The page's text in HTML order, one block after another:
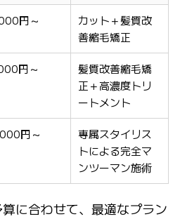
円～
カット＋髪質改
善縮毛矯正
円～
髪質改善縮毛矯
正＋高濃度トリ
ートメント
円～
専属スタイリス
トによる完全マ
ンツーマン施術
に合わせて、最適なプラン